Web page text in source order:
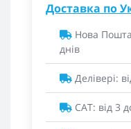
Доставка по
Нова
днів
Делівері:
САТ: від 3